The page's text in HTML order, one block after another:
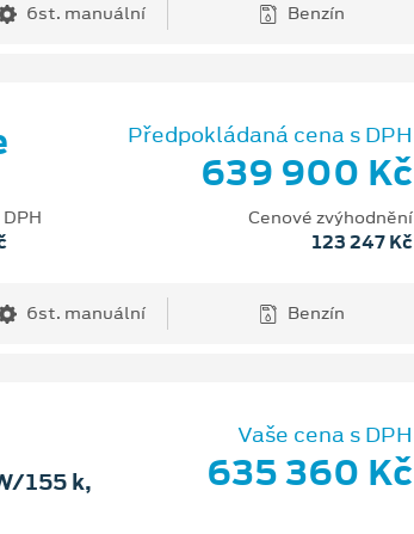
6st. manuální Benzín
Předpokládaná cena s DPH
639 900 Kč
Cenové zvýhodnění
123 247 Kč
6st. manuální Benzín
155 k,
Vaše cena s DPH
635 360 Kč